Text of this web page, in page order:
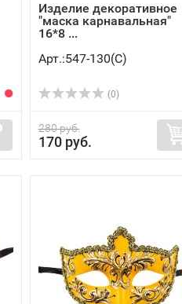
Изделие декоративное
"маска карнавальная"
16*8 ...
Арт.:547-130(C)
(0)
280 руб.
170 руб.